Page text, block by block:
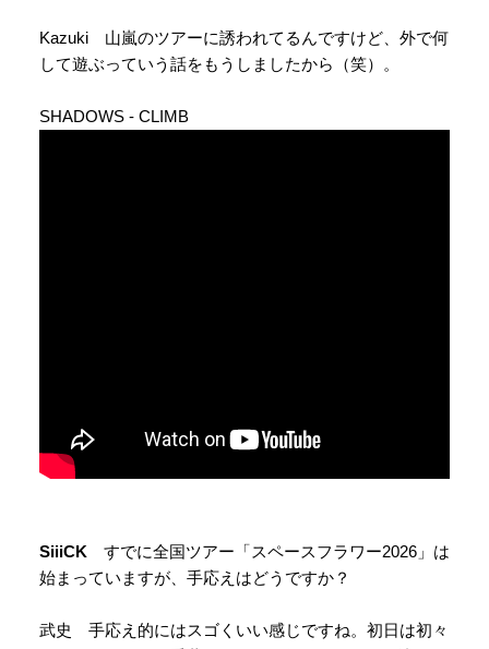
Kazuki 山嵐のツアーに誘われてるんですけど、外で何
して遊ぶっていう話をもうしましたから（笑）。
SHADOWS - CLIMB
SiiiCK すでに全国ツアー「スペースフラワー2026」は
始まっていますが、手応えはどうですか？
武史 手応え的にはスゴくいい感じですね。初日は初々